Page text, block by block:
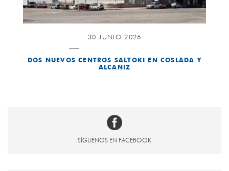
30 JUNIO 2026
DOS NUEVOS CENTROS SALTOKI EN COSLADA Y
ALCAÑIZ
SÍGUENOS EN FACEBOOK